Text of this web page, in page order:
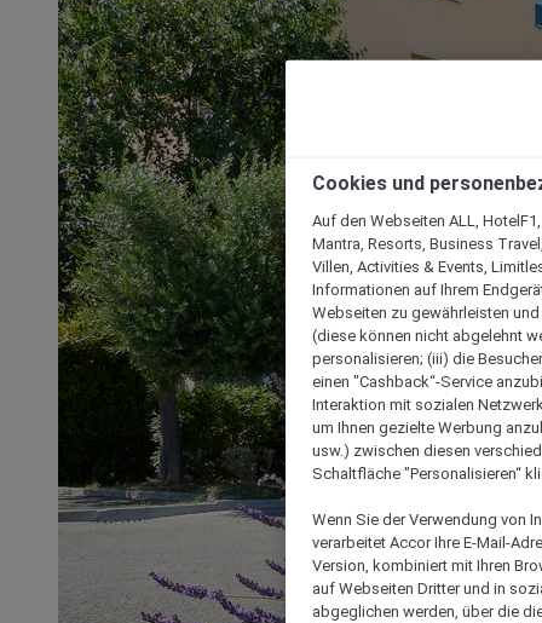
Cookies und
Auf den Webseiten ALL,
Mantra, Resorts, Business
Villen, Activities & Events,
Informationen auf Ihrem
Webseiten zu gewährleisten
(diese können nicht abgelehnt
personalisieren; (iii) die
einen "Cashback“-Service
Interaktion mit sozialen
um Ihnen gezielte Werbung
usw.) zwischen diesen
Schaltfläche "Personalisieren“
Wenn Sie der Verwendung von
verarbeitet Accor Ihre E-Mail-
Version, kombiniert mit Ihren
auf Webseiten Dritter und in
abgeglichen werden, über die